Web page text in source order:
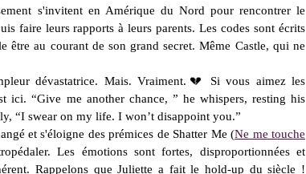
s'invitent en Amérique du Nord pour rencontrer le
faire leurs rapports à leurs parents. Les codes sont écrits
être au courant de son grand secret. Même Castle, qui ne
dévastatrice. Mais. Vraiment.💔 Si vous aimez les
ici. “Give me another chance, ” he whispers, resting his
“I swear on my life. I won’t disappoint you.”
et s'éloigne des prémices de Shatter Me (Ne me touche
Les émotions sont fortes, disproportionnées et
Rappelons que Juliette a fait le hold-up du siècle !